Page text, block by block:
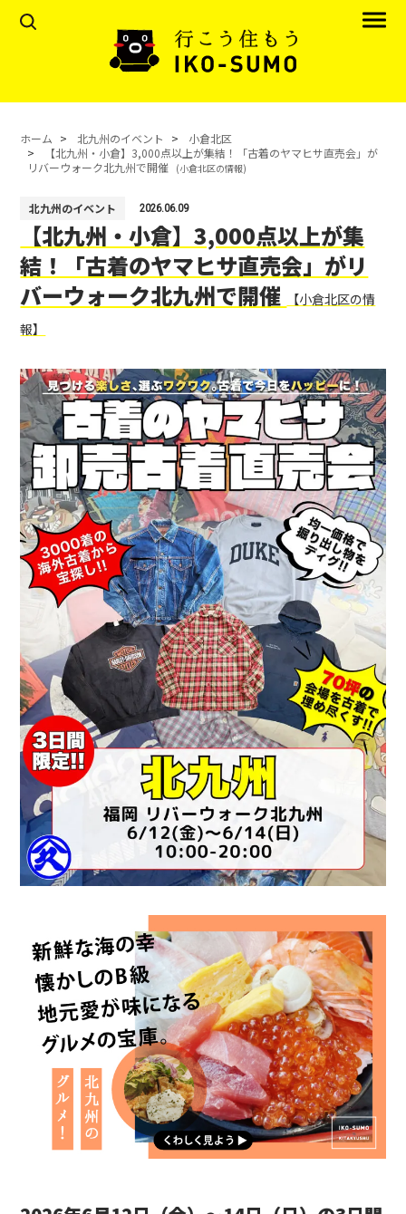
ホーム 北九州のイベント
小倉北区
【北九州・小倉】3,000点以上が集結！「古着のヤマヒサ直売会」が
リバーウォーク北九州で開催 (小倉北区の情報)
北九州のイベント 2026.06.09
【北九州・小倉】3,000点以上が集
結！「古着のヤマヒサ直売会」がリ
バーウォーク北九州で開催
【小倉北区の情
報】